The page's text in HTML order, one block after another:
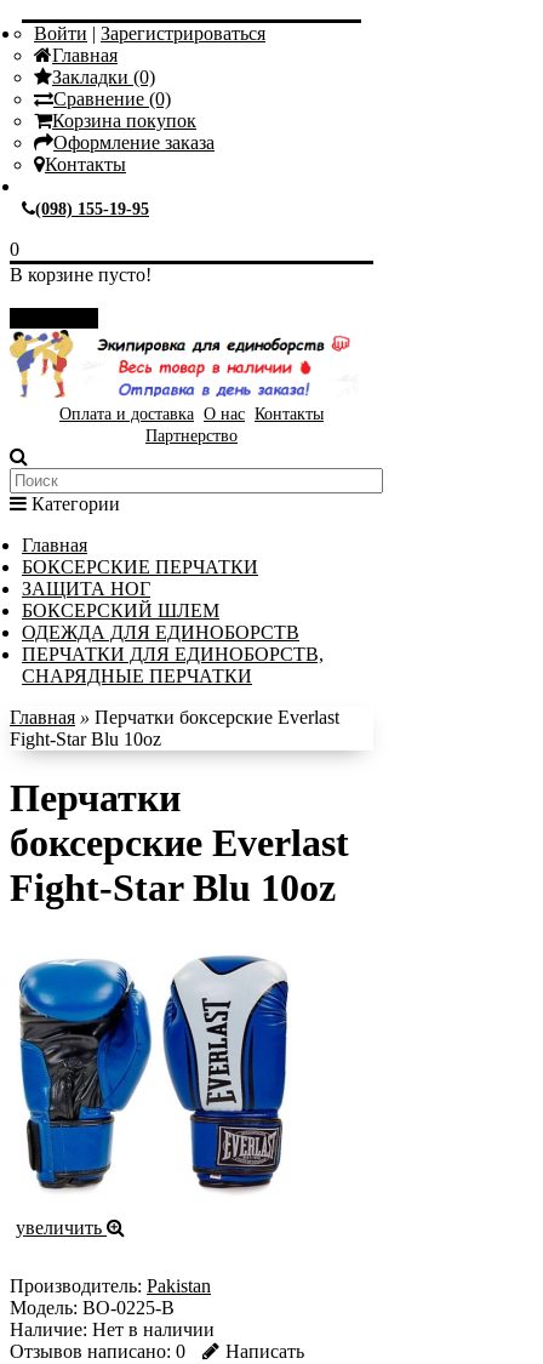
Войти | Зарегистрироваться
Главная
Закладки (0)
Сравнение (0)
Корзина покупок
Оформление заказа
Контакты
(098) 155-19-95
0
В корзине пусто!
Оплата и доставка О нас Контакты
Партнерство
Категории
Главная
БОКСЕРСКИЕ ПЕРЧАТКИ
ЗАЩИТА НОГ
БОКСЕРСКИЙ ШЛЕМ
ОДЕЖДА ДЛЯ ЕДИНОБОРСТВ
ПЕРЧАТКИ ДЛЯ ЕДИНОБОРСТВ,
СНАРЯДНЫЕ ПЕРЧАТКИ
Главная » Перчатки боксерские Everlast
Fight-Star Blu 10oz
Перчатки
боксерские Everlast
Fight-Star Blu 10oz
увеличить
Производитель: Pakistan
Модель: BO-0225-B
Наличие: Нет в наличии
Отзывов написано: 0 Написать